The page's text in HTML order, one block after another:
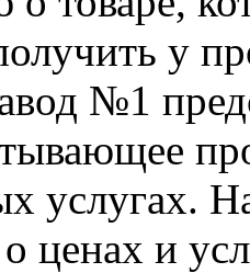
у
№1
услугах.
ценах и